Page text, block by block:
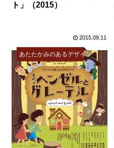
ト」（2015）
2015.09.11
あたたかみのあるデザイン